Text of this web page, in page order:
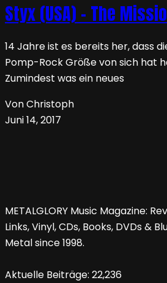
Styx (USA) – The
14 Jahre ist es bereits her, dass
Pomp-Rock Größe von sich hat
Zumindest was ein neues
Von Christoph
Juni 14, 2017
METALGLORY Music Magazine:
Links, Vinyl, CDs, Books, DVDs &
Metal since 1998.
Aktuelle Beiträge: 22,236